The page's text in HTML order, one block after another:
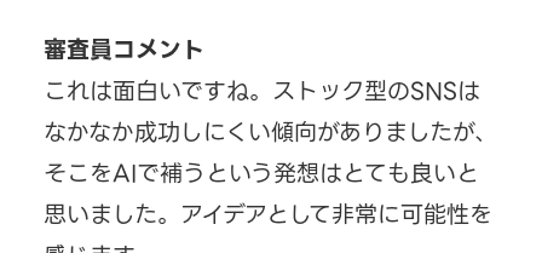
審査員コメント
これは面白いですね。ストック型のSNSは
なかなか成功しにくい傾向がありましたが、
そこをAIで補うという発想はとても良いと
思いました。アイデアとして非常に可能性を